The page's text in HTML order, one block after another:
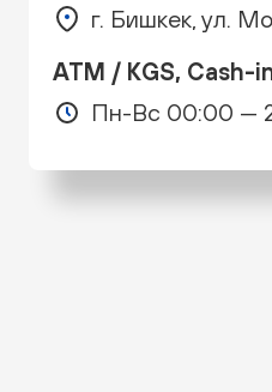
г. Бишкек, ул.
ATM / KGS, Cash-
Пн-Вс 00:00 —